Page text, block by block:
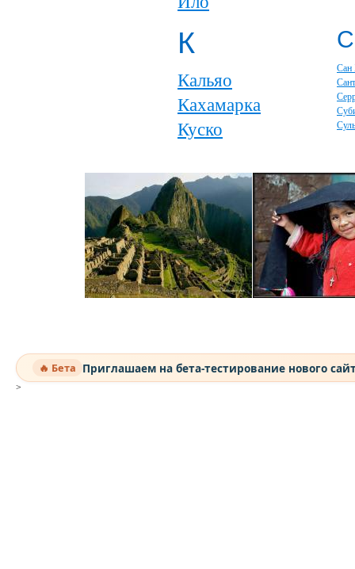
К
Кальяо
Кахамарка
Куско
С
Сан
🔥 Бета Приглашаем на бета-тестирование нового
>